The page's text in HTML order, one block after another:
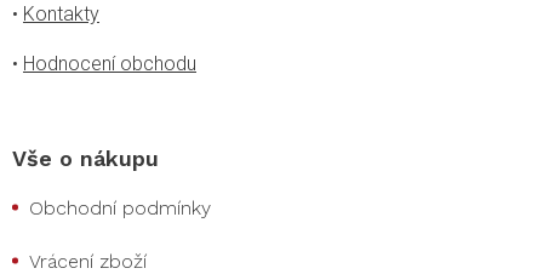
• Kontakty
• Hodnocení obchodu
Vše o nákupu
Obchodní podmínky
Vrácení zboží